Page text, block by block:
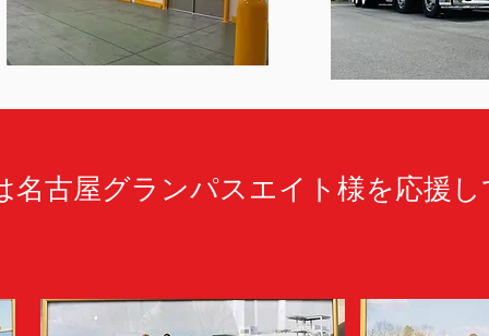
名古屋グランパスエイト様を応援